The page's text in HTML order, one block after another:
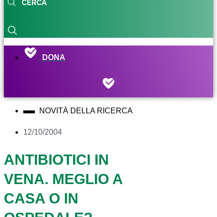
DONA
NOVITÀ DELLA RICERCA
12/10/2004
ANTIBIOTICI IN
VENA. MEGLIO A
CASA O IN